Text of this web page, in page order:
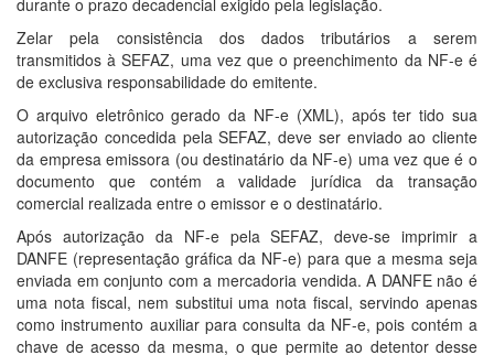
durante o prazo decadencial exigido pela legislação.
Zelar pela consistência dos dados tributários a serem
transmitidos à SEFAZ, uma vez que o preenchimento da NF-e é
de exclusiva responsabilidade do emitente.
O arquivo eletrônico gerado da NF-e (XML), após ter tido sua
autorização concedida pela SEFAZ, deve ser enviado ao cliente
da empresa emissora (ou destinatário da NF-e) uma vez que é o
documento que contém a validade jurídica da transação
comercial realizada entre o emissor e o destinatário.
Após autorização da NF-e pela SEFAZ, deve-se imprimir a
DANFE (representação gráfica da NF-e) para que a mesma seja
enviada em conjunto com a mercadoria vendida. A DANFE não é
uma nota fiscal, nem substitui uma nota fiscal, servindo apenas
como instrumento auxiliar para consulta da NF-e, pois contém a
chave de acesso da mesma, o que permite ao detentor desse